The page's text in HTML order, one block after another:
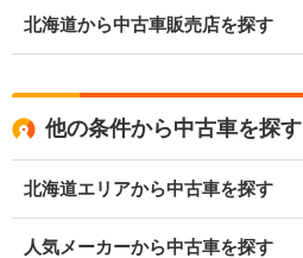
北海道から中古車販売店を探す
他の条件から中古車を探す
北海道エリアから中古車を探す
人気メーカーから中古車を探す